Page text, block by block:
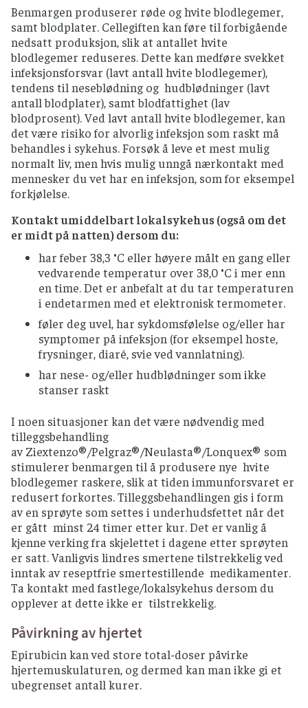
Benmargen produserer røde og hvite blodlegemer,
samt blodplater. Cellegiften kan føre til forbigående
nedsatt produksjon, slik at antallet hvite
blodlegemer reduseres. Dette kan medføre svekket
infeksjonsforsvar (lavt antall hvite blodlegemer),
tendens til neseblødning og hudblødninger (lavt
antall blodplater), samt blodfattighet (lav
blodprosent). Ved lavt antall hvite blodlegemer, kan
det være risiko for alvorlig infeksjon som raskt må
behandles i sykehus. Forsøk å leve et mest mulig
normalt liv, men hvis mulig unngå nærkontakt med
mennesker du vet har en infeksjon, som for eksempel
forkjølelse.
Kontakt umiddelbart lokalsykehus (også om det
er midt på natten) dersom du:
har feber 38,3 °C eller høyere målt en gang eller
vedvarende temperatur over 38,0 °C i mer enn
en time. Det er anbefalt at du tar temperaturen
i endetarmen med et elektronisk termometer.
føler deg uvel, har sykdomsfølelse og/eller har
symptomer på infeksjon (for eksempel hoste,
frysninger, diaré, svie ved vannlatning).
har nese- og/eller hudblødninger som ikke
stanser raskt
I noen situasjoner kan det være nødvendig med
tilleggsbehandling
av Ziextenzo®/Pelgraz®/Neulasta®/Lonquex® som
stimulerer benmargen til å produsere nye hvite
blodlegemer raskere, slik at tiden immunforsvaret er
redusert forkortes. Tilleggsbehandlingen gis i form
av en sprøyte som settes i underhudsfettet når det
er gått minst 24 timer etter kur. Det er vanlig å
kjenne verking fra skjelettet i dagene etter sprøyten
er satt. Vanligvis lindres smertene tilstrekkelig ved
inntak av reseptfrie smertestillende medikamenter.
Ta kontakt med fastlege/lokalsykehus dersom du
opplever at dette ikke er tilstrekkelig.
Påvirkning av hjertet
Epirubicin kan ved store total-doser påvirke
hjertemuskulaturen, og dermed kan man ikke gi et
ubegrenset antall kurer.